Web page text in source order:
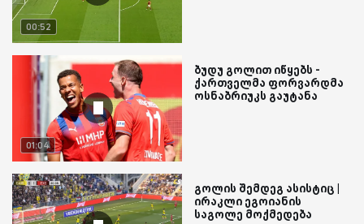
00:52
01:04
ბუდუ გოლით იწყებს -
ქართველმა ფორვარდმა
ოსნაბრიუკს გაუტანა
გოლის შემდეგ ასისტიც |
ირაკლი ეგოიანის
საგოლე მოქმედება